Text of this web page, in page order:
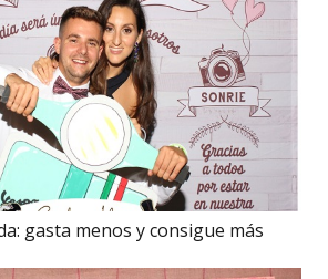
gasta menos y consigue más